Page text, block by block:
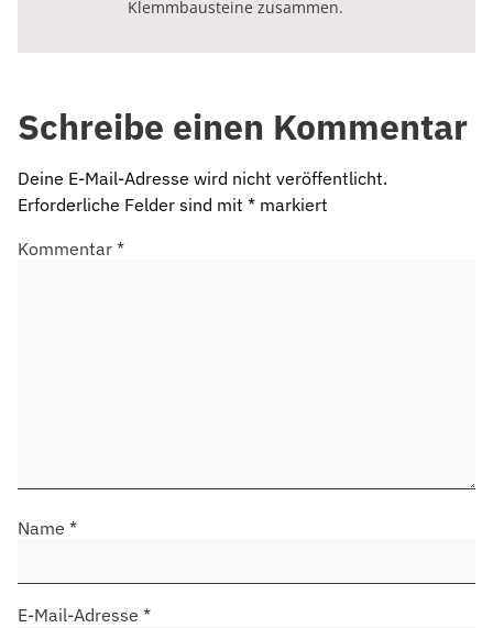
Klemmbausteine zusammen.
Schreibe einen Kommentar
Deine E-Mail-Adresse wird nicht veröffentlicht.
Erforderliche Felder sind mit * markiert
Kommentar *
Name *
E-Mail-Adresse *